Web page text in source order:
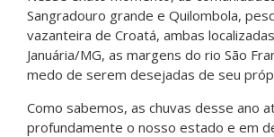
Sangradouro grande e Quilombola,
vazanteira de Croatá, ambas
Januária/MG, as margens do rio São
medo de serem desejadas de seu
Como sabemos, as chuvas desse ano
profundamente o nosso estado e em